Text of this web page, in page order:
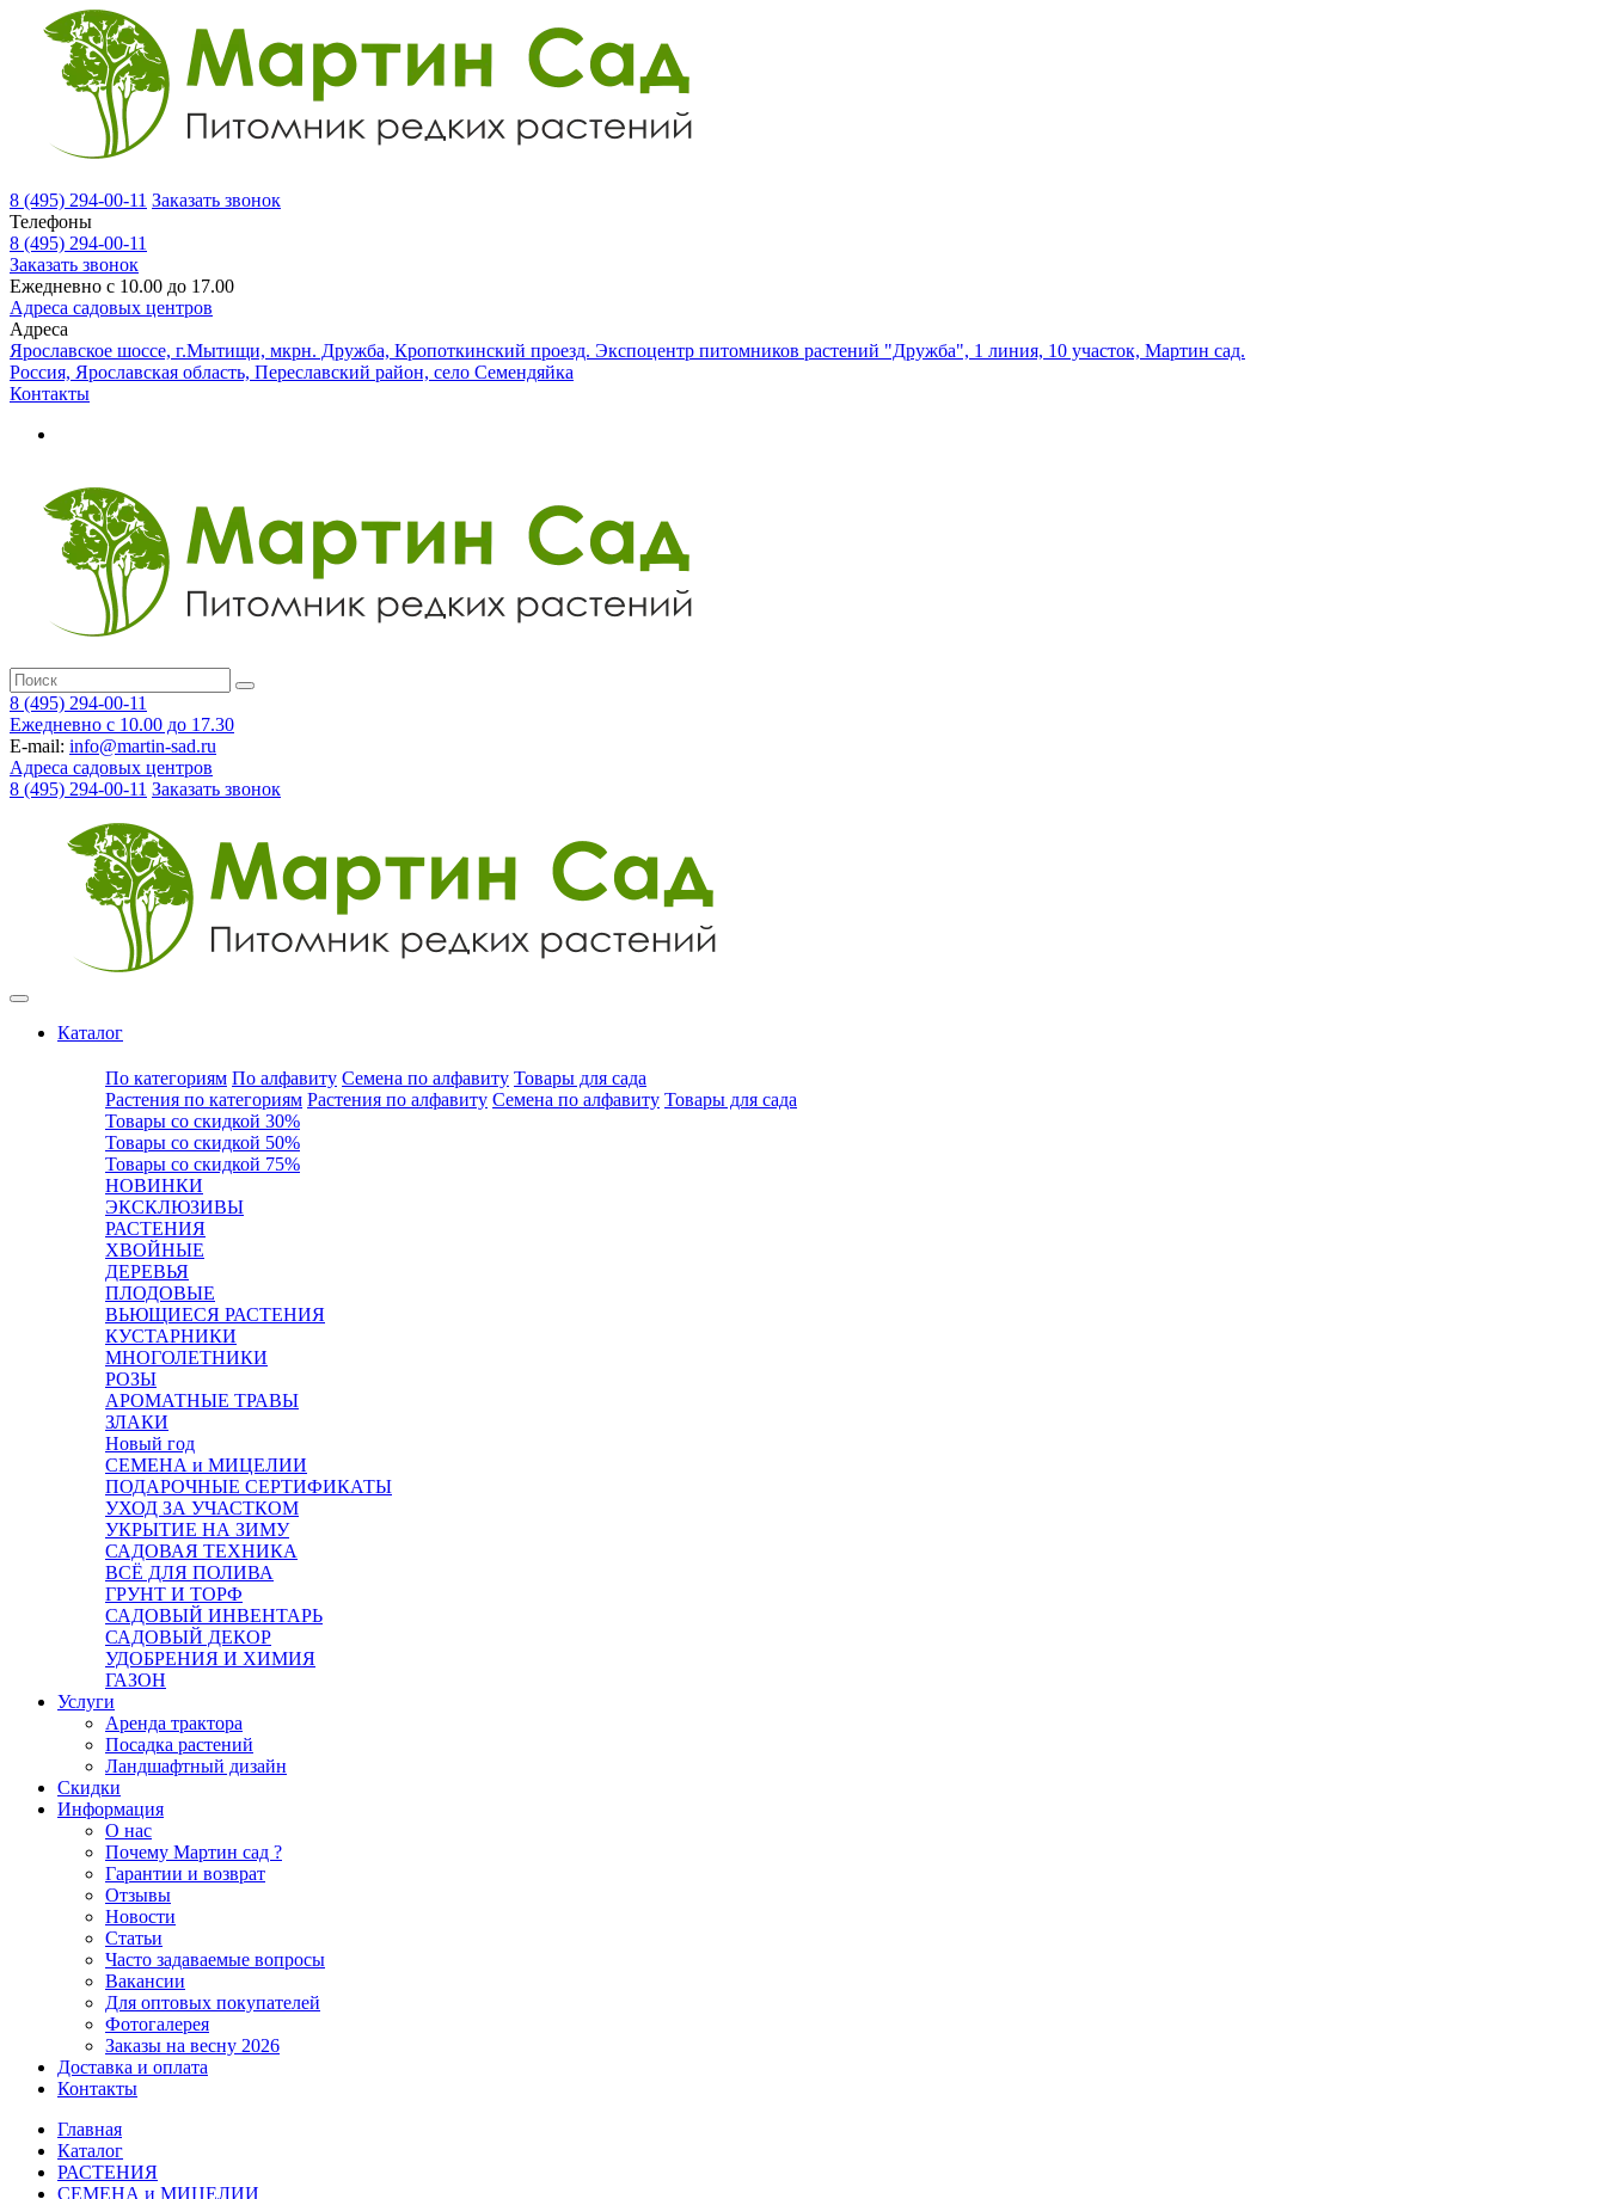
8 (495) 294-00-11 Заказать звонок
Телефоны
8 (495) 294-00-11
Заказать звонок
Ежедневно с 10.00 до 17.00
Адреса садовых центров
Адреса
Ярославское шоссе, г.Мытищи, мкрн. Дружба, Кропоткинский проезд. Экспоцентр питомников растений "Дружба", 1 линия, 10 участок, Мартин сад.
Россия, Ярославская область, Переславский район, село Семендяйка
Контакты
8 (495) 294-00-11
Ежедневно с 10.00 до 17.30
E-mail: info@martin-sad.ru
Адреса садовых центров
8 (495) 294-00-11 Заказать звонок
Каталог
По категориям По алфавиту Семена по алфавиту Товары для сада
Растения по категориям Растения по алфавиту Семена по алфавиту Товары для сада
Товары со скидкой 30%
Товары со скидкой 50%
Товары со скидкой 75%
НОВИНКИ
ЭКСКЛЮЗИВЫ
РАСТЕНИЯ
ХВОЙНЫЕ
ДЕРЕВЬЯ
ПЛОДОВЫЕ
ВЬЮЩИЕСЯ РАСТЕНИЯ
КУСТАРНИКИ
МНОГОЛЕТНИКИ
РОЗЫ
АРОМАТНЫЕ ТРАВЫ
ЗЛАКИ
Новый год
СЕМЕНА и МИЦЕЛИИ
ПОДАРОЧНЫЕ СЕРТИФИКАТЫ
УХОД ЗА УЧАСТКОМ
УКРЫТИЕ НА ЗИМУ
САДОВАЯ ТЕХНИКА
ВСЁ ДЛЯ ПОЛИВА
ГРУНТ И ТОРФ
САДОВЫЙ ИНВЕНТАРЬ
САДОВЫЙ ДЕКОР
УДОБРЕНИЯ И ХИМИЯ
ГАЗОН
Услуги
Аренда трактора
Посадка растений
Ландшафтный дизайн
Скидки
Информация
О нас
Почему Мартин сад ?
Гарантии и возврат
Отзывы
Новости
Статьи
Часто задаваемые вопросы
Вакансии
Для оптовых покупателей
Фотогалерея
Заказы на весну 2026
Доставка и оплата
Контакты
Главная
Каталог
РАСТЕНИЯ
СЕМЕНА и МИЦЕЛИИ